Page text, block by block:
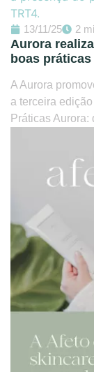
13/11/25 2
Aurora
boas práticas
A Aurora
a terceira
Práticas Aurora: